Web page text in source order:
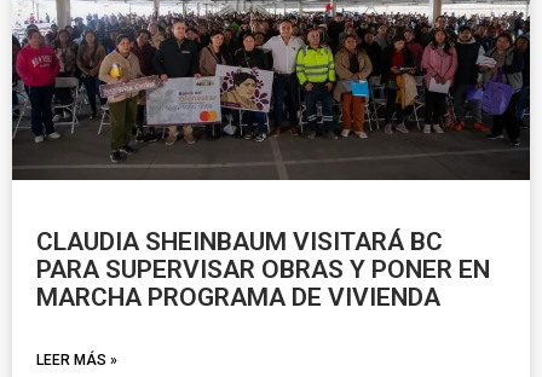
CLAUDIA SHEINBAUM VISITARÁ BC
PARA SUPERVISAR OBRAS Y PONER EN
MARCHA PROGRAMA DE VIVIENDA
LEER MÁS »